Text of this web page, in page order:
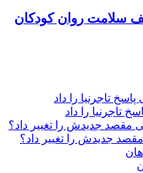
سلامت روان کودکان
تاجرنیا را داد
جدیدش را تغییر داد؟